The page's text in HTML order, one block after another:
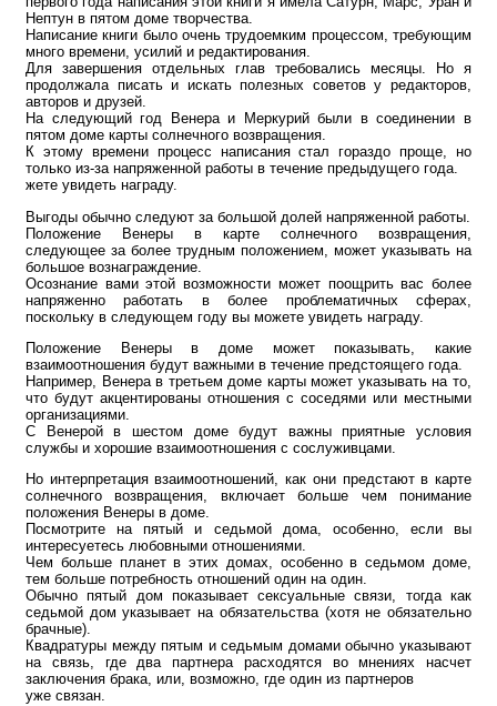
Нептун в пятом доме творчества.
Написание книги было очень трудоемким процессом, требующим
много времени, усилий и редактирования.
Для завершения отдельных глав требовались месяцы. Но я
продолжала писать и искать полезных советов у редакторов,
авторов и друзей.
На следующий год Венера и Меркурий были в соединении в
пятом доме карты солнечного возвращения.
К этому времени процесс написания стал гораздо проще, но
только из-за напряженной работы в течение предыдущего года.
жете увидеть награду.
Выгоды обычно следуют за большой долей напряженной работы.
Положение Венеры в карте солнечного возвращения,
следующее за более трудным положением, может указывать на
большое вознаграждение.
Осознание вами этой возможности может поощрить вас более
напряженно работать в более проблематичных сферах,
поскольку в следующем году вы можете увидеть награду.
Положение Венеры в доме может показывать, какие
взаимоотношения будут важными в течение предстоящего года.
Например, Венера в третьем доме карты может указывать на то,
что будут акцентированы отношения с соседями или местными
организациями.
С Венерой в шестом доме будут важны приятные условия
службы и хорошие взаимоотношения с сослуживцами.
Но интерпретация взаимоотношений, как они предстают в карте
солнечного возвращения, включает больше чем понимание
положения Венеры в доме.
Посмотрите на пятый и седьмой дома, особенно, если вы
интересуетесь любовными отношениями.
Чем больше планет в этих домах, особенно в седьмом доме,
тем больше потребность отношений один на один.
Обычно пятый дом показывает сексуальные связи, тогда как
седьмой дом указывает на обязательства (хотя не обязательно
брачные).
Квадратуры между пятым и седьмым домами обычно указывают
на связь, где два партнера расходятся во мнениях насчет
заключения брака, или, возможно, где один из партнеров
уже связан.